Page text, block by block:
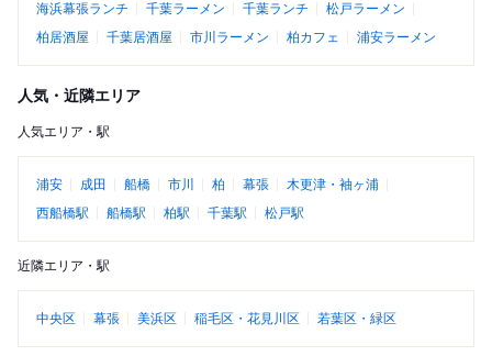
海浜幕張ランチ
千葉ラーメン 千葉ランチ
松戸ラーメン
柏居酒屋
千葉居酒屋 市川ラーメン 柏カフェ 浦安ラーメン
人気・近隣エリア
人気エリア・駅
浦安 成田 船橋 市川 柏 幕張
木更津・袖ヶ浦
西船橋駅
船橋駅 柏駅 千葉駅 松戸駅
近隣エリア・駅
中央区 幕張 美浜区 稲毛区・花見川区 若葉区・緑区